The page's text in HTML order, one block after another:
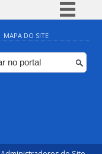
Simplifique!
Comunica BR
Participe
MAPA DO SITE